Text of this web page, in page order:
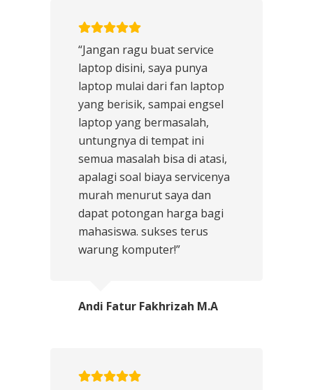
“Jangan ragu buat service
laptop disini, saya punya
laptop mulai dari fan laptop
yang berisik, sampai engsel
laptop yang bermasalah,
untungnya di tempat ini
semua masalah bisa di atasi,
apalagi soal biaya servicenya
murah menurut saya dan
dapat potongan harga bagi
mahasiswa. sukses terus
warung komputer!”
Andi Fatur Fakhrizah M.A